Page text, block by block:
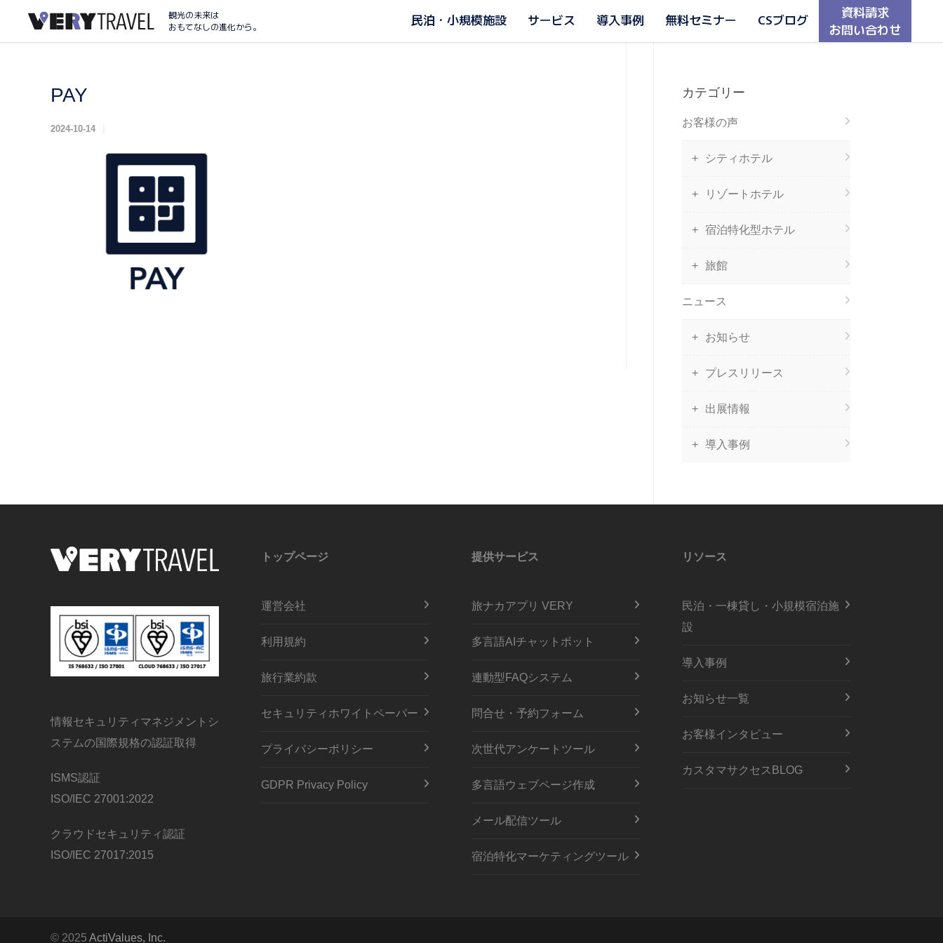
観光の未来は
おもてなしの進化から。
民泊・小規模施設 サービス 導入事例 無料セミナー CSブログ
資料請求
お問い合わせ
PAY
2024-10-14
カテゴリー
お客様の声
シティホテル
リゾートホテル
宿泊特化型ホテル
旅館
ニュース
お知らせ
プレスリリース
出展情報
導入事例
情報セキュリティマネジメントシ
ステムの国際規格の認証取得
ISMS認証
ISO/IEC 27001:2022
クラウドセキュリティ認証
ISO/IEC 27017:2015
トップページ
運営会社
利用規約
旅行業約款
セキュリティホワイトペーパー
プライバシーポリシー
GDPR Privacy Policy
提供サービス
旅ナカアプリ VERY
多言語AIチャットボット
連動型FAQシステム
問合せ・予約フォーム
次世代アンケートツール
多言語ウェブページ作成
メール配信ツール
宿泊特化マーケティングツール
リソース
民泊・一棟貸し・小規模宿泊施
設
導入事例
お知らせ一覧
お客様インタビュー
カスタマサクセスBLOG
© 2025 ActiValues, Inc.